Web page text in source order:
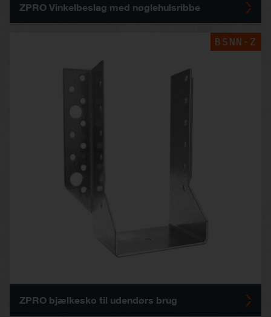
ZPRO Vinkelbeslag med nøglehulsribbe
BSNN-Z
ZPRO bjælkesko til udendørs brug